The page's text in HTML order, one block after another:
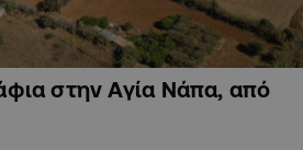
στην Αγία Νάπα, από